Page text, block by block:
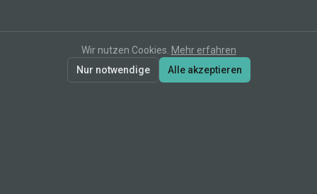
Wir nutzen Cookies. Mehr erfahren
Nur notwendige
Alle akzeptieren